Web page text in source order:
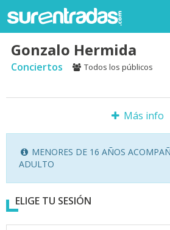
Gonzalo Hermida
Conciertos Todos los públicos
Más info
MENORES DE 16 AÑOS
ADULTO
ELIGE TU SESIÓN